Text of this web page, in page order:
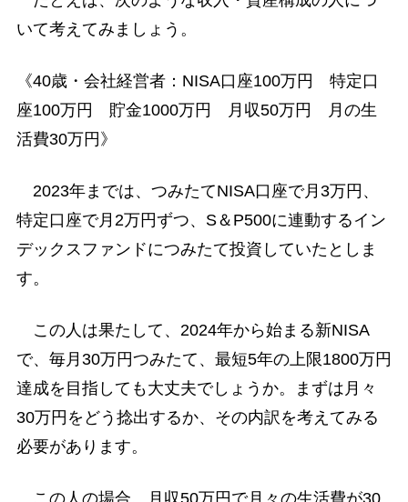
いて考えてみましょう。
《40歳・会社経営者：NISA口座100万円 特定口
座100万円 貯金1000万円 月収50万円 月の生
活費30万円》
2023年までは、つみたてNISA口座で月3万円、
特定口座で月2万円ずつ、S＆P500に連動するイン
デックスファンドにつみたて投資していたとしま
す。
この人は果たして、2024年から始まる新NISA
で、毎月30万円つみたて、最短5年の上限1800万円
達成を目指しても大丈夫でしょうか。まずは月々
30万円をどう捻出するか、その内訳を考えてみる
必要があります。